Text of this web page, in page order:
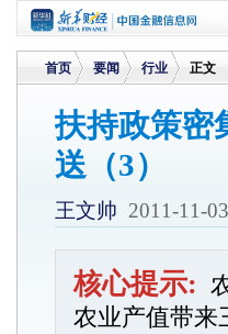
首页
>
要闻
>
行业 正文
扶持政策密
送（3）
王文帅 2011-11-
核心提示:
农业产值带来